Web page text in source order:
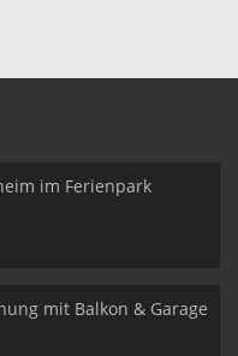
im Ferienpark
mit Balkon & Garage